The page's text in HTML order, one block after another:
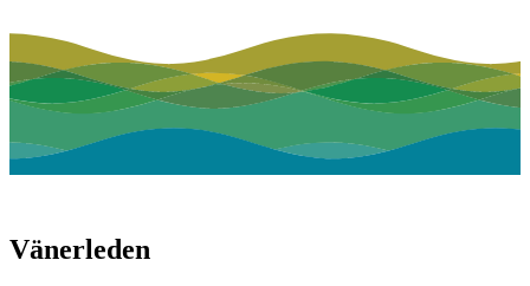
Vänerleden